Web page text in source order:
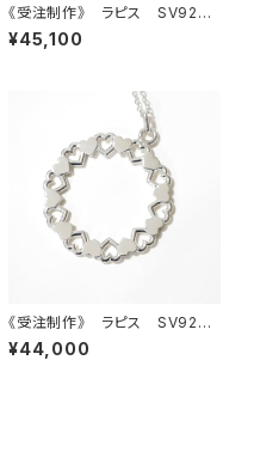
《受注制作》 ラピス SV925
シルバーリング
¥45,100
《受注制作》 ラピス SV925
ハート サークル ネックレ
ス
¥44,000